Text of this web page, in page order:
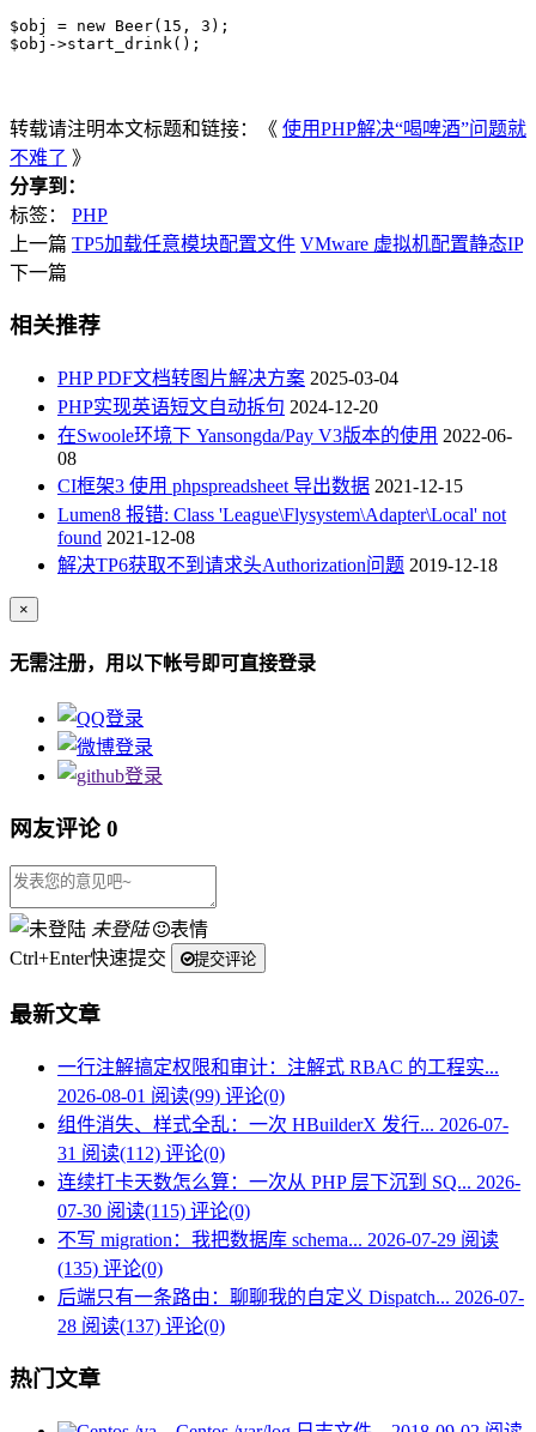
$obj = new Beer(15, 3);
$obj->start_drink();
转载请注明本文标题和链接：《 使用PHP解决“喝啤酒”问题就
不难了 》
分享到：
标签： PHP
上一篇 TP5加载任意模块配置文件 VMware 虚拟机配置静态IP
下一篇
相关推荐
PHP PDF文档转图片解决方案 2025-03-04
PHP实现英语短文自动拆句 2024-12-20
在Swoole环境下 ​Yansongda/Pay V3版本的使用 2022-06-
08
CI框架3 使用 phpspreadsheet 导出数据 2021-12-15
Lumen8 报错: Class 'League\Flysystem\Adapter\Local' not
found 2021-12-08
解决TP6获取不到请求头Authorization问题 2019-12-18
×
无需注册，用以下帐号即可直接登录
网友评论 0
未登陆
表情
Ctrl+Enter快速提交
提交评论
最新文章
一行注解搞定权限和审计：注解式 RBAC 的工程实...
2026-08-01 阅读(99) 评论(0)
组件消失、样式全乱：一次 HBuilderX 发行... 2026-07-
31 阅读(112) 评论(0)
连续打卡天数怎么算：一次从 PHP 层下沉到 SQ... 2026-
07-30 阅读(115) 评论(0)
不写 migration：我把数据库 schema... 2026-07-29 阅读
(135) 评论(0)
后端只有一条路由：聊聊我的自定义 Dispatch... 2026-07-
28 阅读(137) 评论(0)
热门文章